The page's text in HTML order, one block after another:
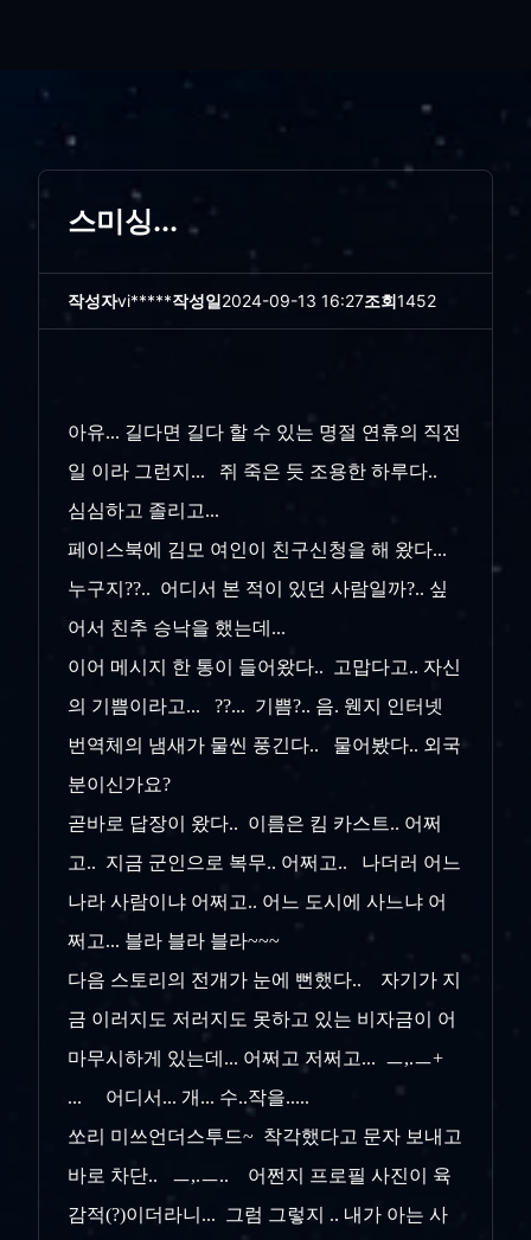
스미싱...
작성자vi*****작성일2024-09-13 16:27조회1452
아유... 길다면 길다 할 수 있는 명절 연휴의 직전
일 이라 그런지... 쥐 죽은 듯 조용한 하루다..
심심하고 졸리고...
페이스북에 김모 여인이 친구신청을 해 왔다...
누구지??.. 어디서 본 적이 있던 사람일까?.. 싶
어서 친추 승낙을 했는데...
이어 메시지 한 통이 들어왔다.. 고맙다고.. 자신
의 기쁨이라고... ??... 기쁨?.. 음. 웬지 인터넷
번역체의 냄새가 물씬 풍긴다.. 물어봤다.. 외국
분이신가요?
곧바로 답장이 왔다.. 이름은 킴 카스트.. 어쩌
고.. 지금 군인으로 복무.. 어쩌고.. 나더러 어느
나라 사람이냐 어쩌고.. 어느 도시에 사느냐 어
쩌고... 블라 블라 블라~~~
다음 스토리의 전개가 눈에 뻔했다.. 자기가 지
금 이러지도 저러지도 못하고 있는 비자금이 어
마무시하게 있는데... 어쩌고 저쩌고... ㅡ,.ㅡ+
... 어디서... 개... 수..작을.....
쏘리 미쓰언더스투드~ 착각했다고 문자 보내고
바로 차단.. ㅡ,.ㅡ.. 어쩐지 프로필 사진이 육
감적(?)이더라니... 그럼 그렇지 .. 내가 아는 사